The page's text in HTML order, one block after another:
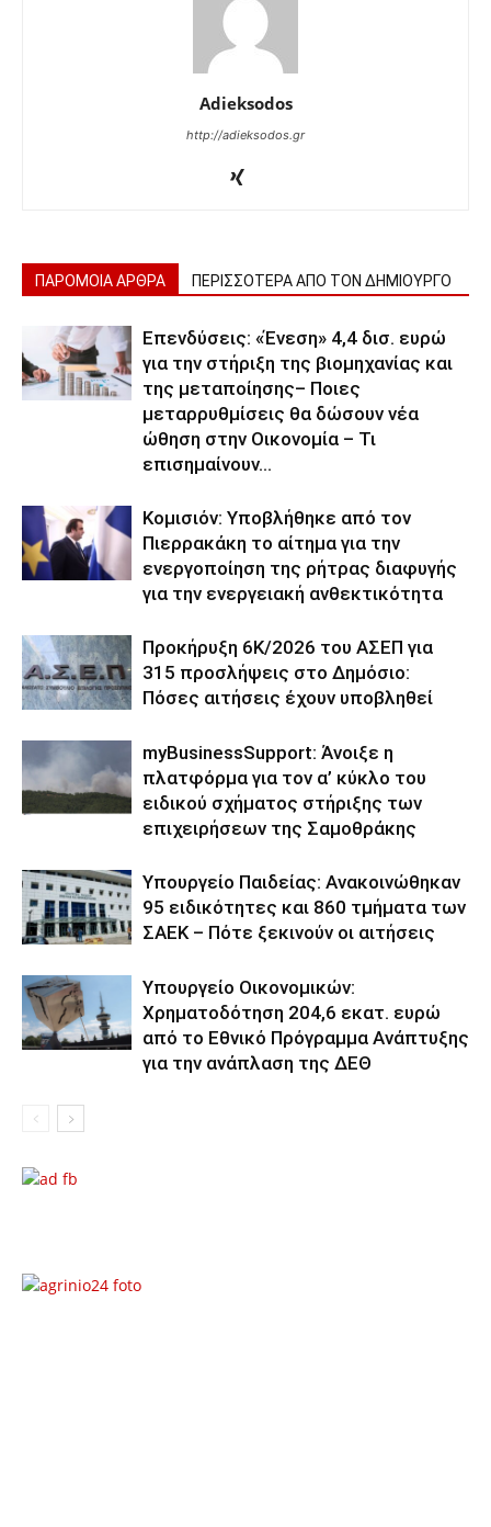
Adieksodos
http://adieksodos.gr
ΠΑΡΟΜΟΙΑ ΑΡΘΡΑ ΠΕΡΙΣΣΟΤΕΡΑ ΑΠΟ ΤΟΝ ΔΗΜΙΟΥΡΓΟ
Επενδύσεις: «Ένεση» 4,4 δισ. ευρώ
για την στήριξη της βιομηχανίας και
της μεταποίησης– Ποιες
μεταρρυθμίσεις θα δώσουν νέα
ώθηση στην Οικονομία – Τι
επισημαίνουν...
Κομισιόν: Υποβλήθηκε από τον
Πιερρακάκη το αίτημα για την
ενεργοποίηση της ρήτρας διαφυγής
για την ενεργειακή ανθεκτικότητα
Προκήρυξη 6Κ/2026 του ΑΣΕΠ για
315 προσλήψεις στο Δημόσιο:
Πόσες αιτήσεις έχουν υποβληθεί
myBusinessSupport: Άνοιξε η
πλατφόρμα για τον α’ κύκλο του
ειδικού σχήματος στήριξης των
επιχειρήσεων της Σαμοθράκης
Υπουργείο Παιδείας: Ανακοινώθηκαν
95 ειδικότητες και 860 τμήματα των
ΣΑΕΚ – Πότε ξεκινούν οι αιτήσεις
Υπουργείο Οικονομικών:
Χρηματοδότηση 204,6 εκατ. ευρώ
από το Εθνικό Πρόγραμμα Ανάπτυξης
για την ανάπλαση της ΔΕΘ